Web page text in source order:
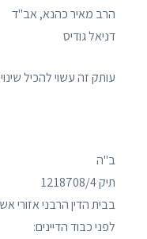
הרב מאיר כהנא,
דניאל גודיס
עותק זה עשוי להכיל
ב"ה
תיק 1218708/4
בבית הדין הרבני אזורי
לפני כבוד הדיינים: